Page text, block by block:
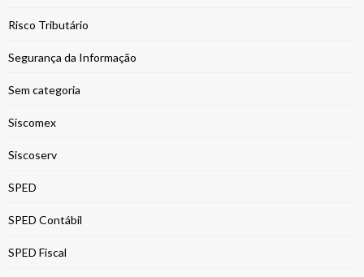
Risco Tributário
Segurança da Informação
Sem categoria
Siscomex
Siscoserv
SPED
SPED Contábil
SPED Fiscal